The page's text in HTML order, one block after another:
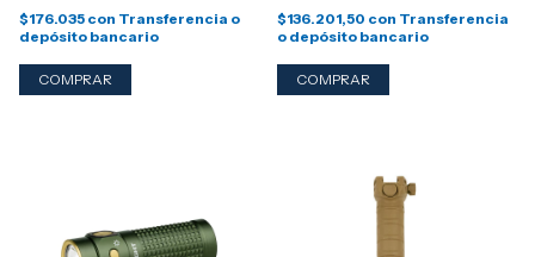
$176.035 con Transferencia o
depósito bancario
$136.201,50 con Transferencia
o depósito bancario